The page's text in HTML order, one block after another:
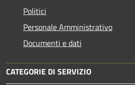
Politici
Personale Amministrativo
Documenti e dati
CATEGORIE DI SERVIZIO